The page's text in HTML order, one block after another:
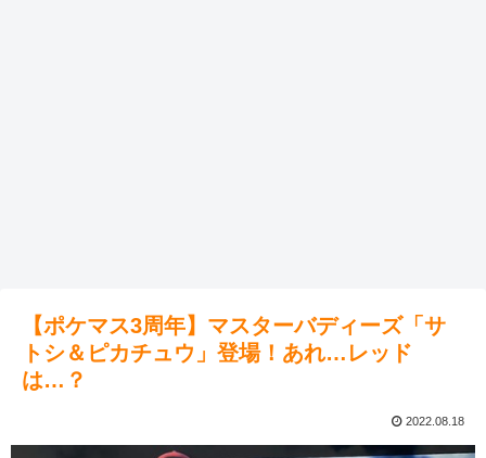
【ポケマス3周年】マスターバディーズ「サ
トシ＆ピカチュウ」登場！あれ…レッド
は…？
2022.08.18